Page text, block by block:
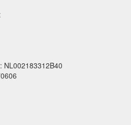
NL002183312B40